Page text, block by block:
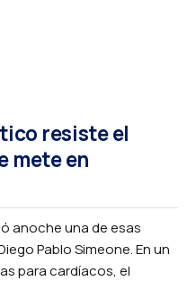
resiste el
mete en
anoche una de esas
Pablo Simeone. En un
para cardíacos, el